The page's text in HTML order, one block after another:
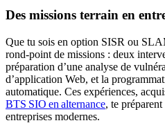
Des missions terrain en
Que tu sois en option SISR ou
rond-point de missions : deux
préparation d’une analyse de
d’application Web, et la
automatique. Ces expériences,
BTS SIO en alternance, te
entreprises modernes.